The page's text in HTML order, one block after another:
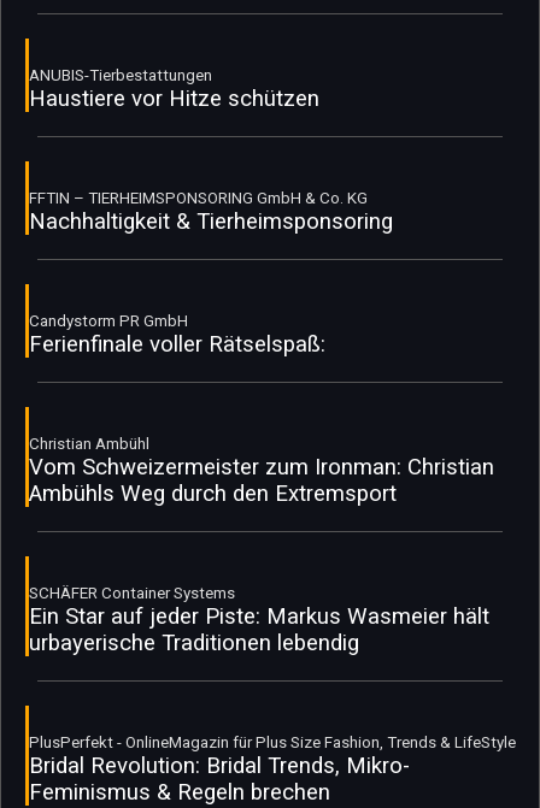
ANUBIS-Tierbestattungen
Haustiere vor Hitze schützen
FFTIN – TIERHEIMSPONSORING GmbH & Co. KG
Nachhaltigkeit & Tierheimsponsoring
Candystorm PR GmbH
Ferienfinale voller Rätselspaß:
Christian Ambühl
Vom Schweizermeister zum Ironman: Christian
Ambühls Weg durch den Extremsport
SCHÄFER Container Systems
Ein Star auf jeder Piste: Markus Wasmeier hält
urbayerische Traditionen lebendig
PlusPerfekt - OnlineMagazin für Plus Size Fashion, Trends & LifeStyle
Bridal Revolution: Bridal Trends, Mikro-
Feminismus & Regeln brechen